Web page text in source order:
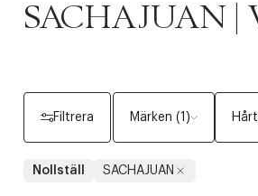
SACHAJUAN |
Filtrera Märken (1)
Nollställ SACHAJUAN